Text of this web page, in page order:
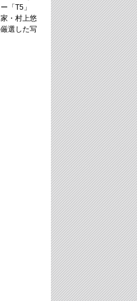
「T5」
・村上悠
選した写